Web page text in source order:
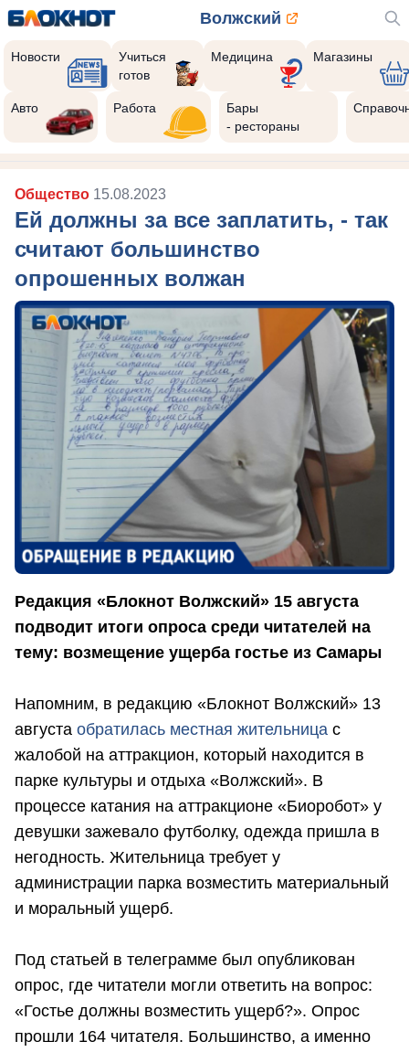
Волжский
Новости
Учиться
готов
Медицина Магазины
Авто Работа
Бары
- рестораны
Общество 15.08.2023
Ей должны за все заплатить, - так
считают большинство
опрошенных волжан
Редакция «Блокнот Волжский» 15 августа
подводит итоги опроса среди читателей на
тему: возмещение ущерба гостье из Самары
Напомним, в редакцию «Блокнот Волжский» 13
августа обратилась местная жительница с
жалобой на аттракцион, который находится в
парке культуры и отдыха «Волжский». В
процессе катания на аттракционе «Биоробот» у
девушки зажевало футболку, одежда пришла в
негодность. Жительница требует у
администрации парка возместить материальный
и моральный ущерб.
Под статьей в телеграмме был опубликован
опрос, где читатели могли ответить на вопрос:
«Гостье должны возместить ущерб?». Опрос
прошли 164 читателя. Большинство, а именно